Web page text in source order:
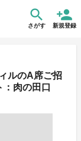
さがす 新規登録
ルのA席ご招
肉の田口